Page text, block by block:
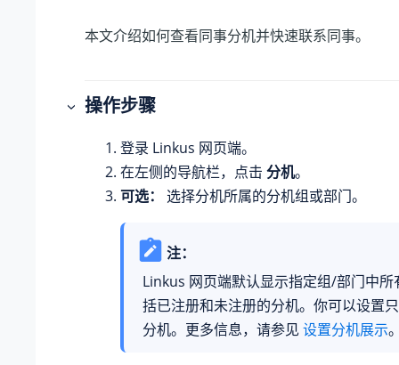
本文介绍如何查看同事分机并快速联系同事。
操作步骤
登录 Linkus 网页端。
在左侧的导航栏，点击 分机。
可选：
选择分机所属的分机组或部门。
注：
Linkus 网页端默认显示指定组/部门中所
括已注册和未注册的分机。你可以设置
分机。更多信息，请参见 设置分机展示